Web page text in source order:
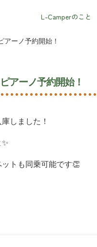
L-Camperのこと
アーノ予約開始！
アーノ予約開始！
しました！
トも同乗可能です👏